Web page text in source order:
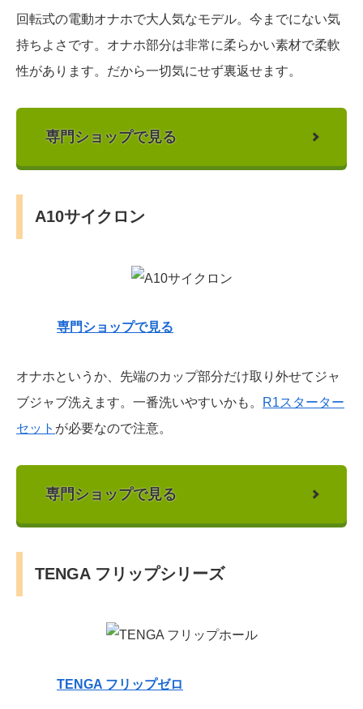
回転式の電動オナホで大人気なモデル。今までにない気
持ちよさです。オナホ部分は非常に柔らかい素材で柔軟
性があります。だから一切気にせず裏返せます。
専門ショップで見る
A10サイクロン
専門ショップで見る
オナホというか、先端のカップ部分だけ取り外せてジャ
ブジャブ洗えます。一番洗いやすいかも。
R1スターター
セット が必要なので注意。
専門ショップで見る
TENGA フリップシリーズ
TENGA フリップゼロ